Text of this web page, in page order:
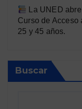
La UNED
Curso de Acceso
25 y 45 años.
Buscar